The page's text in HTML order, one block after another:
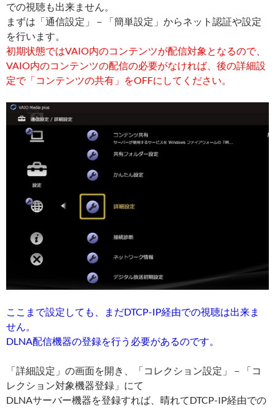
での視聴も出来ません。
まずは「通信設定」－「簡単設定」からネット認証や設定
を行います。
初期状態ではVAIO内のコンテンツが配信対象となるので、
VAIO内のコンテンツの配信の必要がなければ、後の詳細設
定で「コンテンツの共有」をOFFにしてください。
ここまで設定しても、まだDTCP-IP経由での視聴は出来ま
せん。
DLNA配信機器の登録を行う必要があるのです。
「詳細設定」の画面を開き、「コレクション設定」－「コ
レクション対象機器登録」にて
DLNAサーバー機器を登録すれば、晴れてDTCP-IP経由での